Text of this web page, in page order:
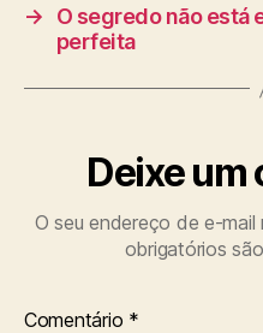
→
O segredo não está
perfeita
Deixe
O seu endereço de e-mail
obrigatórios
Comentário *